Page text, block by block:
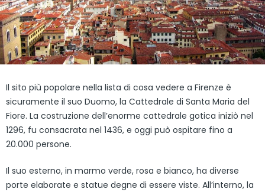
Il sito più popolare nella lista di cosa vedere a Firenze è
sicuramente il suo Duomo, la Cattedrale di Santa Maria del
Fiore. La costruzione dell’enorme cattedrale gotica iniziò nel
1296, fu consacrata nel 1436, e oggi può ospitare fino a
20.000 persone.
Il suo esterno, in marmo verde, rosa e bianco, ha diverse
porte elaborate e statue degne di essere viste. All’interno, la